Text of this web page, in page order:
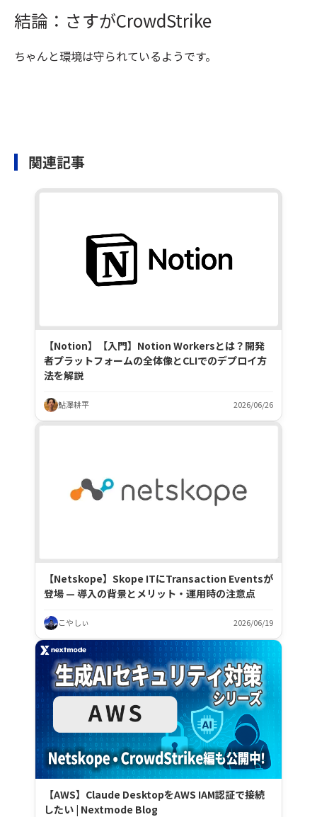
結論：さすがCrowdStrike
ちゃんと環境は守られているようです。
関連記事
【Notion】【入門】Notion Workersとは？開発
者プラットフォームの全体像とCLIでのデプロイ方
法を解説
鮎澤耕平 2026/06/26
【Netskope】Skope ITにTransaction Eventsが
登場 — 導入の背景とメリット・運用時の注意点
こやしぃ 2026/06/19
【AWS】Claude DesktopをAWS IAM認証で接続
したい | Nextmode Blog